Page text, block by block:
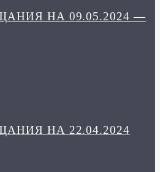
НА 09.05.2024 —
НА 22.04.2024